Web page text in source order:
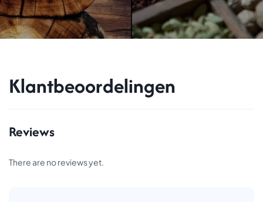
Klantbeoordelingen
Reviews
There are no reviews yet.